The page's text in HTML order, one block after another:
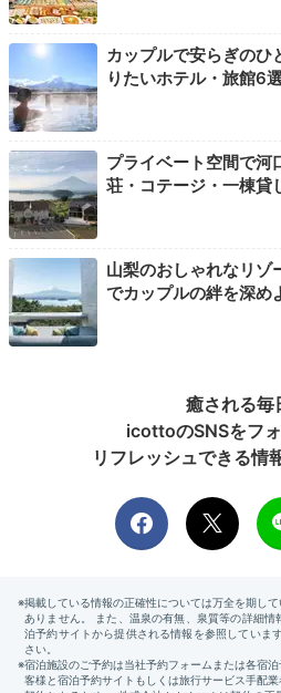
カップルで安らぎの
りたいホテル・旅館6選
プライベート空間で河
荘・コテージ・一棟貸
山梨のおしゃれなリゾ
でカップルの絆を深め
癒される毎
icottoのSNSをフォ
リフレッシュできる情